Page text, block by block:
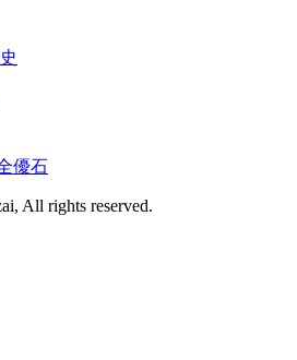
All rights reserved.